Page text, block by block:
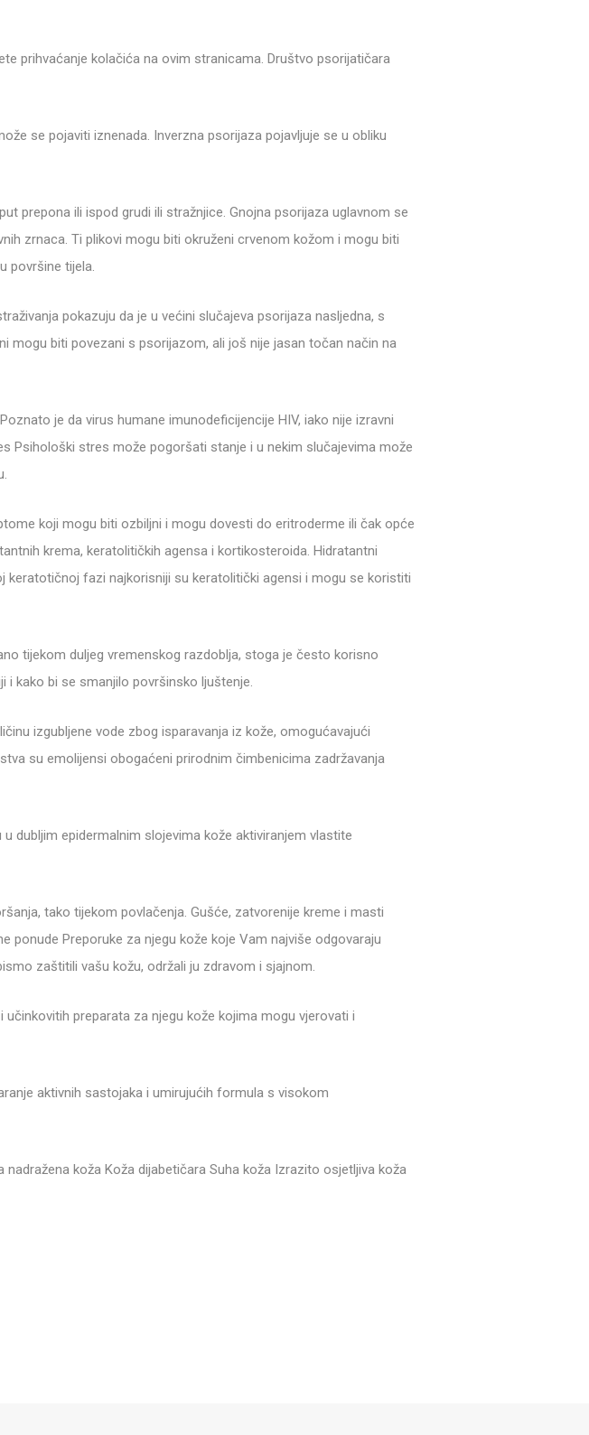
prihvaćanje kolačića na ovim stranicama. Društvo psorijatičara
se pojaviti iznenada. Inverzna psorijaza pojavljuje se u obliku
prepona ili ispod grudi ili stražnjice. Gnojna psorijaza uglavnom se
zrnaca. Ti plikovi mogu biti okruženi crvenom kožom i mogu biti
površine tijela.
pokazuju da je u većini slučajeva psorijaza nasljedna, s
biti povezani s psorijazom, ali još nije jasan točan način na
je da virus humane imunodeficijencije HIV, iako nije izravni
Psihološki stres može pogoršati stanje i u nekim slučajevima može
koji mogu biti ozbiljni i mogu dovesti do eritroderme ili čak opće
krema, keratolitičkih agensa i kortikosteroida. Hidratantni
fazi najkorisniji su keratolitički agensi i mogu se koristiti
tijekom duljeg vremenskog razdoblja, stoga je često korisno
kako bi se smanjilo površinsko ljuštenje.
izgubljene vode zbog isparavanja iz kože, omogućavajući
su emolijensi obogaćeni prirodnim čimbenicima zadržavanja
dubljim epidermalnim slojevima kože aktiviranjem vlastite
tako tijekom povlačenja. Gušće, zatvorenije kreme i masti
ponude Preporuke za njegu kože koje Vam najviše odgovaraju
zaštitili vašu kožu, održali ju zdravom i sjajnom.
preparata za njegu kože kojima mogu vjerovati i
aktivnih sastojaka i umirujućih formula s visokom
koža Koža dijabetičara Suha koža Izrazito osjetljiva koža